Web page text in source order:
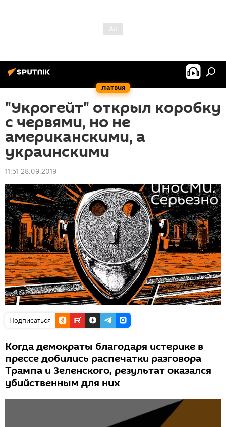
Латвия
"Укрогейт" открыл коробку
с червями, но не
американскими, а
украинскими
11:51 28.09.2019
Подписаться
Когда демократы благодаря истерике в
прессе добились распечатки разговора
Трампа и Зеленского, результат оказался
убийственным для них